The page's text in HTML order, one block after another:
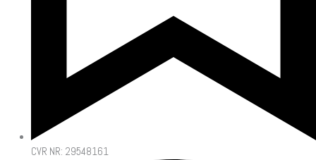
CVR NR: 29548161